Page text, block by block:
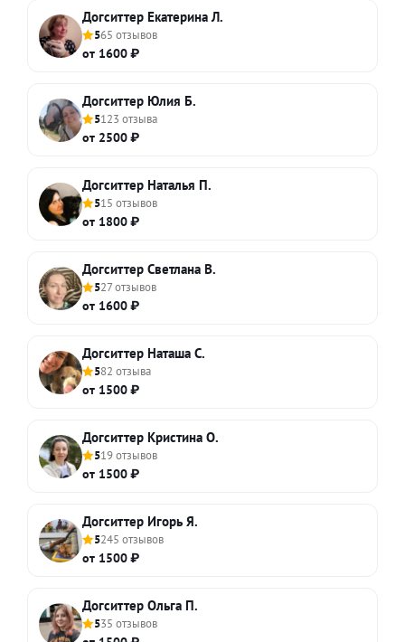
Догситтер Екатерина Л.
565 отзывов
от 1600 ₽
Догситтер Юлия Б.
5123 отзыва
от 2500 ₽
Догситтер Наталья П.
515 отзывов
от 1800 ₽
Догситтер Светлана В.
527 отзывов
от 1600 ₽
Догситтер Наташа С.
582 отзыва
от 1500 ₽
Догситтер Кристина О.
519 отзывов
от 1500 ₽
Догситтер Игорь Я.
5245 отзывов
от 1500 ₽
Догситтер Ольга П.
535 отзывов